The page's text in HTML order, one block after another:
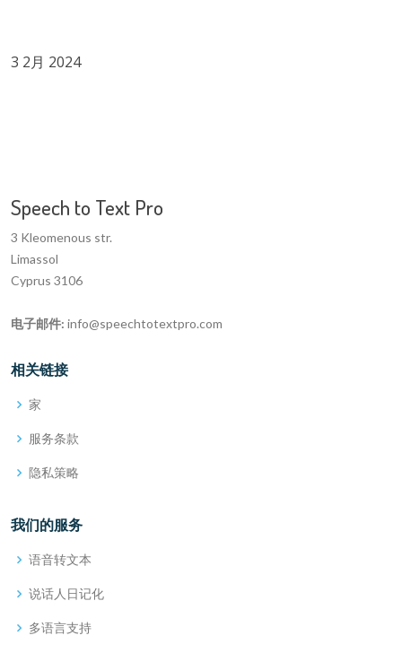
3 2月 2024
Speech to Text Pro
3 Kleomenous str.
Limassol
Cyprus 3106
电子邮件: info@speechtotextpro.com
相关链接
家
服务条款
隐私策略
我们的服务
语音转文本
说话人日记化
多语言支持